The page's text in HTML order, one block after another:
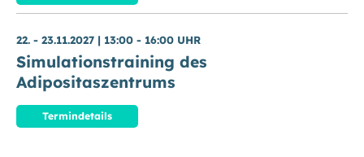
22. - 23.11.2027 | 13:00 - 16:00 UHR
Simulationstraining des
Adipositaszentrums
Termindetails